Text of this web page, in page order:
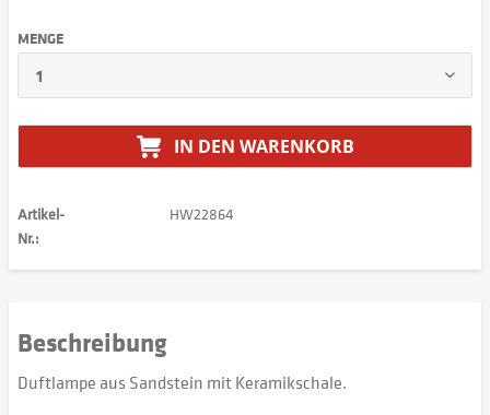
MENGE
IN DEN WARENKORB
Artikel-
Nr.:
HW22864
Beschreibung
Duftlampe aus Sandstein mit Keramikschale.